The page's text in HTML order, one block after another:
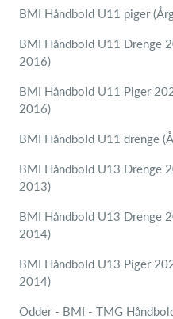
BMI Håndbold U11 piger
BMI Håndbold U11 Drenge
2016)
BMI Håndbold U11 Piger
2016)
BMI Håndbold U11 drenge
BMI Håndbold U13 Drenge
2013)
BMI Håndbold U13 Drenge
2014)
BMI Håndbold U13 Piger
2014)
Odder - BMI - TMG